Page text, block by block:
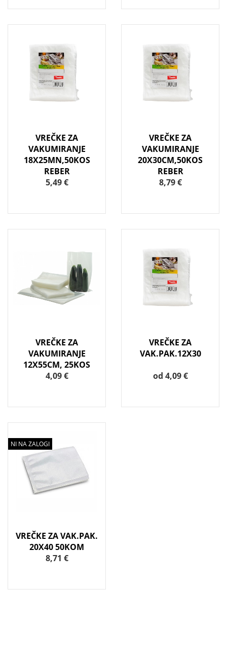
VREČKE ZA
VAKUMIRANJE
18X25MN,50KOS
REBER
5,49 €
VREČKE ZA
VAKUMIRANJE
20X30CM,50KOS
REBER
8,79 €
VREČKE ZA
VAKUMIRANJE
12X55CM, 25KOS
4,09 €
VREČKE ZA
VAK.PAK.12X30
od 4,09 €
NI NA ZALOGI
VREČKE ZA VAK.PAK.
20X40 50KOM
8,71 €